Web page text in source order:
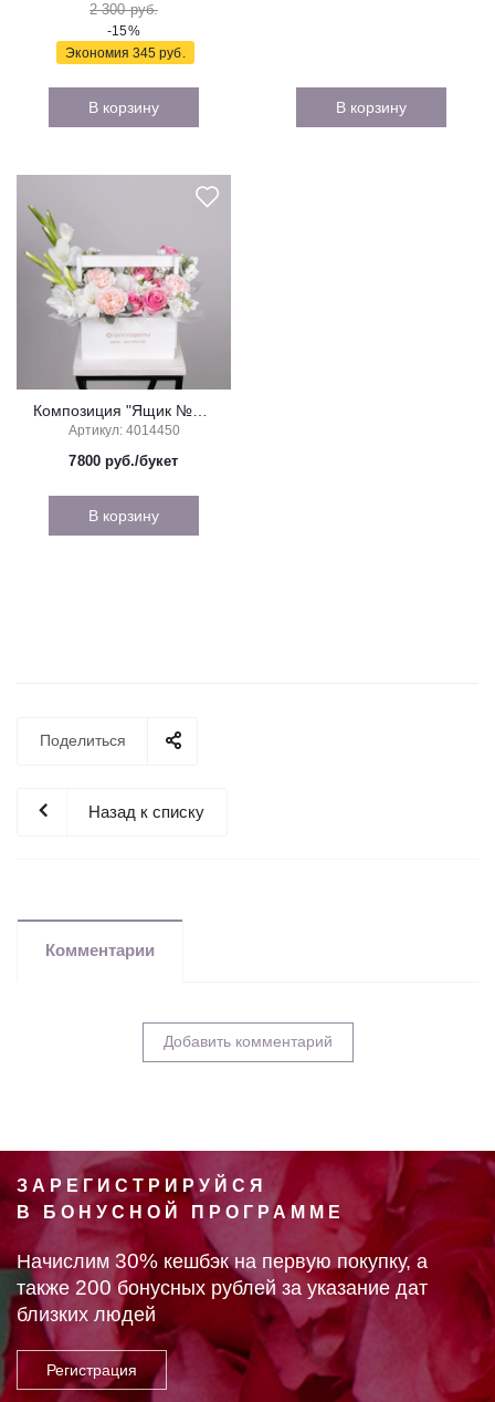
2 300 руб.
-15%
Экономия345 руб.
В корзину В корзину
Артикул: 4014450
7800руб./букет
В корзину
Поделиться
Назад к списку
Комментарии
Добавить комментарий
ЗАРЕГИСТРИРУЙСЯ
В БОНУСНОЙ ПРОГРАММЕ
Начислим 30% кешбэк на первую покупку, а
также 200 бонусных рублей за указание дат
близких людей